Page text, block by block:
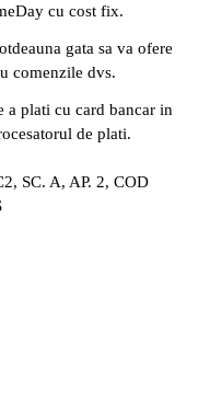
cu cost fix.
gata sa va ofere
comenzile dvs.
a plati cu card bancar in
de plati.
SC. A, AP. 2, COD